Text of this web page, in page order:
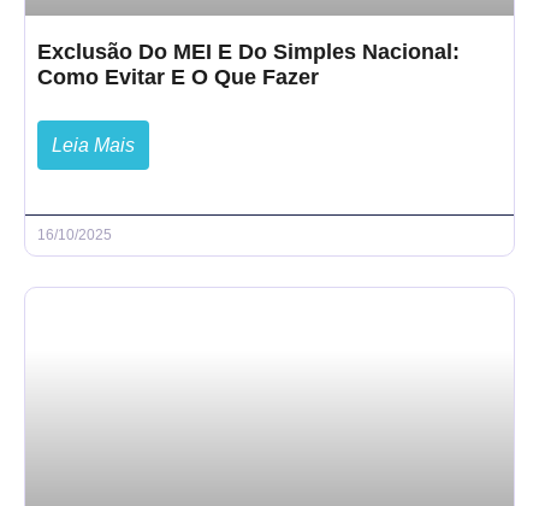
Exclusão Do MEI E Do Simples Nacional:
Como Evitar E O Que Fazer
Leia Mais
16/10/2025